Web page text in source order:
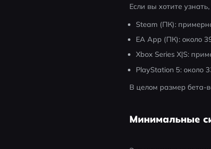
Если вы хотите
Steam (ПК):
EA App (ПК): около
Xbox Series X|S:
PlayStation 5: около
В целом размер бета-
Минимальные